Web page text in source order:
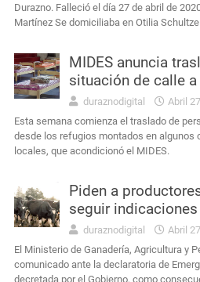
Durazno. Falleció el día 27 de abril de
Martínez Se domiciliaba en Otilia
MIDES anuncia
situación de calle
duraznodigital Abril
Esta semana comienza el traslado de
desde los refugios montados en algunos
locales, que acondicionó el MIDES.
Piden a
seguir
duraznodigital Abril
El Ministerio de Ganadería, Agricultura y
comunicado ante la declaratoria de
decretada por el Gobierno, como